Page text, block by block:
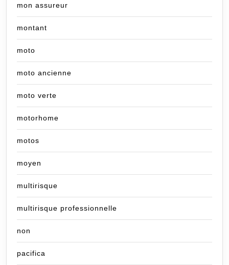
mon assureur
montant
moto
moto ancienne
moto verte
motorhome
motos
moyen
multirisque
multirisque professionnelle
non
pacifica